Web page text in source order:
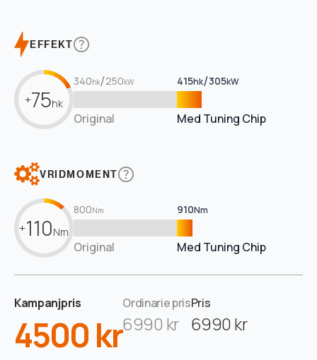
EFFEKT
+75hk
340hk/250kW 415hk/305kW
Original Med Tuning Chip
VRIDMOMENT
+110Nm
800Nm 910Nm
Original Med Tuning Chip
Kampanjpris
4500 kr
Ordinarie pris
6990 kr
Pris
6990 kr